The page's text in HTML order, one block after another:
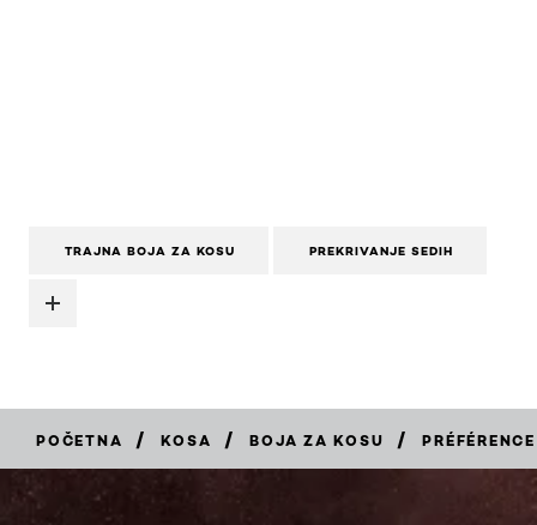
TRAJNA BOJA ZA KOSU PREKRIVANJE SEDIH
POČETNA / KOSA / BOJA ZA KOSU / PRÉFÉRENCE
KUPITE